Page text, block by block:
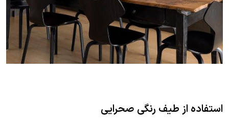
استفاده از طیف رنگی صحرایی